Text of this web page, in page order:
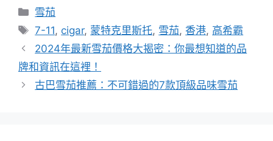
分
類
雪茄
標
籤
7-11, cigar, 蒙特克里斯托, 雪茄, 香港, 高希霸
2024年最新雪茄價格大揭密：你最想知道的品
牌和資訊在這裡！
古巴雪茄推薦：不可錯過的7款頂級品味雪茄